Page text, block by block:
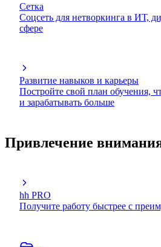
Сетка
Соцсеть для нетворкинга в ИТ,
сфере
Развитие навыков и карьеры
Постройте свой план обучения,
и зарабатывать больше
Привлечение
hh PRO
Получите работу быстрее с